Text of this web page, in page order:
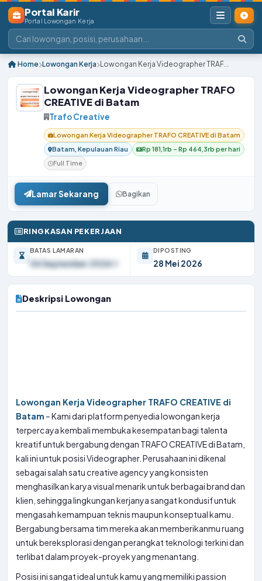
Portal Karir
Portal Lowongan Kerja
Home Lowongan Kerja Lowongan Kerja Videographer TRAF...
Lowongan Kerja Videographer TRAFO
CREATIVE di Batam
Trafo Creative
Lowongan Kerja Videographer TRAFO CREATIVE di Batam
Batam, Kepulauan Riau
Rp 181,1rb – Rp 464,3rb per hari
Full Time
Lamar Sekarang Bagikan
RINGKASAN PEKERJAAN
BATAS LAMARAN
06 September 2026
DIPOSTING
28 Mei 2026
Deskripsi Lowongan
Lowongan Kerja Videographer TRAFO CREATIVE di
Batam – Kami dari platform penyedia lowongan kerja
terpercaya kembali membuka kesempatan bagi talenta
kreatif untuk bergabung dengan TRAFO CREATIVE di Batam,
kali ini untuk posisi Videographer. Perusahaan ini dikenal
sebagai salah satu creative agency yang konsisten
menghasilkan karya visual menarik untuk berbagai brand dan
klien, sehingga lingkungan kerjanya sangat kondusif untuk
mengasah kemampuan teknis maupun konseptual kamu.
Bergabung bersama tim mereka akan memberikanmu ruang
untuk bereksplorasi dengan perangkat teknologi terkini dan
terlibat dalam proyek-proyek yang menantang.
Posisi ini sangat ideal untuk kamu yang memiliki passion